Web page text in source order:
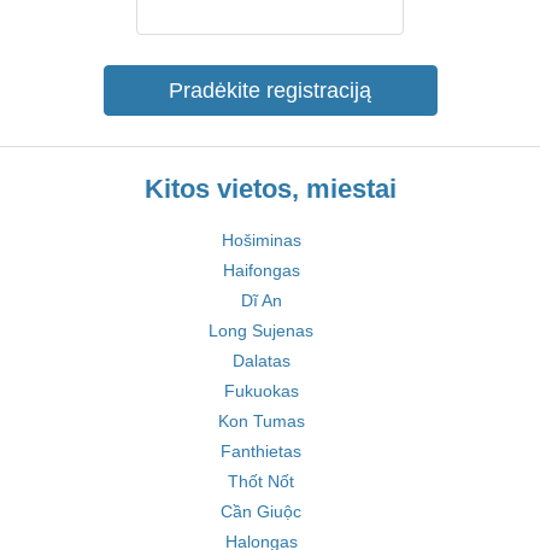
Pradėkite registraciją
Kitos vietos, miestai
Hošiminas
Haifongas
Dĩ An
Long Sujenas
Dalatas
Fukuokas
Kon Tumas
Fanthietas
Thốt Nốt
Cần Giuộc
Halongas